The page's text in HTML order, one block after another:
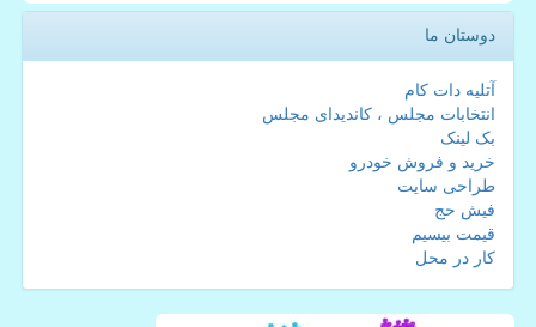
دوستان ما
آتلیه دات کام
انتخابات مجلس ، کاندیدای مجلس
بک لینک
خرید و فروش خودرو
طراحی سایت
فیش حج
قیمت بیسیم
کار در محل